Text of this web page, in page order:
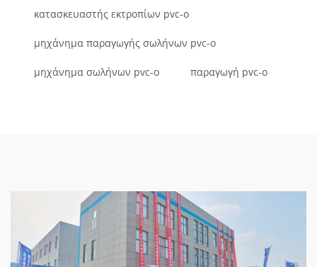
κατασκευαστής εκτροπίων pvc-o
μηχάνημα παραγωγής σωλήνων pvc-o
μηχάνημα σωλήνων pvc-o παραγωγή pvc-o